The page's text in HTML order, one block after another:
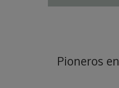
Pioneros en